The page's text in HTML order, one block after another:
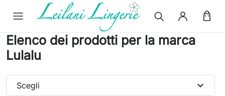
Elenco dei prodotti per la marca
Lulalu
Scegli expand_more